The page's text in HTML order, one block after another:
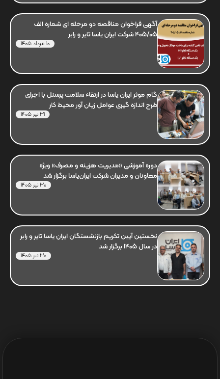
آگهی فراخوان مناقصه دو مرحله ای شماره الف
405/05 شرکت ایران یاسا تایر و رابر
10 مرداد 1405
گام موثر ایران یاسا در ارتقاء سلامت پرسنل با اجرای
طرح اندازه گیری عوامل زیان آور محیط کار
31 تیر 1405
دوره آموزشی «مدیریت هزینه و مصرف» ویژه
معاونان و مدیران شرکت ایران‌یاسا برگزار شد
30 تیر 1405
نخستین آیین تکریم بازنشستگان ایران یاسا تایر و رابر
در سال 1405 برگزار شد
30 تیر 1405